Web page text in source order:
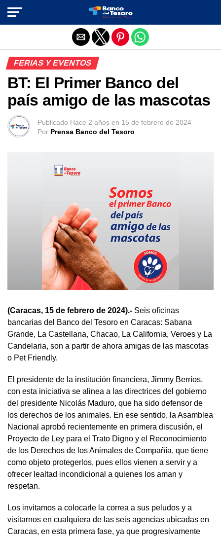
FERIAS Y EVENTOS
BT: El Primer Banco del
país amigo de las mascotas
Publicado Hace 2 años en 15 de febrero de 2024
Por Prensa Banco del Tesoro
(Caracas, 15 de febrero de 2024).- Seis oficinas
bancarias del Banco del Tesoro en Caracas: Sabana
Grande, La Castellana, Chacao, La California, Veroes y La
Candelaria, son a partir de ahora amigas de las mascotas
o Pet Friendly.
El presidente de la institución financiera, Jimmy Berríos,
con esta iniciativa se alinea a las directrices del gobierno
del presidente Nicolás Maduro, que ha sido defensor de
los derechos de los animales. En ese sentido, la Asamblea
Nacional aprobó recientemente en primera discusión, el
Proyecto de Ley para el Trato Digno y el Reconocimiento
de los Derechos de los Animales de Compañía, que tiene
como objeto protegerlos, pues ellos vienen a servir y a
ofrecer lealtad incondicional a quienes los aman y
respetan.
Los invitamos a colocarle la correa a sus peludos y a
visitarnos en cualquiera de las seis agencias ubicadas en
Caracas, en esta primera fase, ya que progresivamente
Salir de la versión móvil